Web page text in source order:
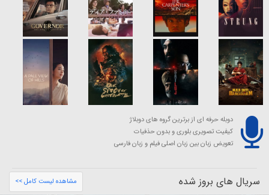
دوبله حرفه ای از برترین گروه های دوبلاژ
کیفیت تصویری بلوری و بدون حذفیات
تعویض زبان بین زبان اصلی فیلم و زبان فارسی
سریال های بروز شده مشاهده لیست کامل >>